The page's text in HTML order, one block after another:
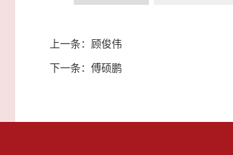
上一条： 顾俊伟
下一条： 傅硕鹏